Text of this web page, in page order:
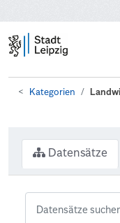
Kategorien
Datensätze